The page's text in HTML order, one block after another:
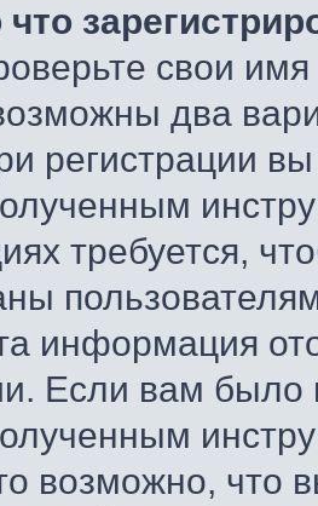
свои
два
регистрации
требуется,
информация
Если вам
возможно, что